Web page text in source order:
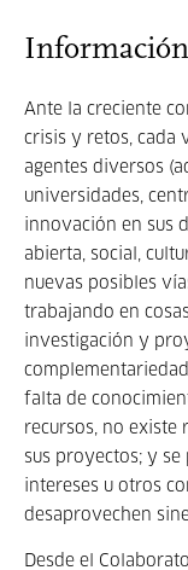
Ante la creciente
crisis y retos, cada
agentes diversos
universidades,
innovación en sus
abierta, social,
nuevas posibles
trabajando en
investigación y
falta de
recursos, no existe
sus proyectos; y
intereses u otros
desaprovechen
Desde el